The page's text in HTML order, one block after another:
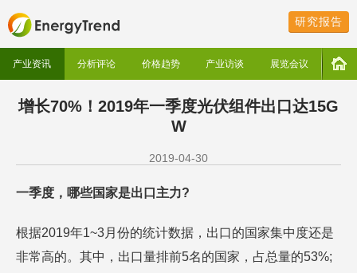
研究报告
产业资讯 分析评论 价格趋势 产业访谈 展览会议
增长70%！2019年一季度光伏组件出口达15G
W
2019-04-30
一季度，哪些国家是出口主力?
根据2019年1~3月份的统计数据，出口的国家集中度还是
非常高的。其中，出口量排前5名的国家，占总量的53%;